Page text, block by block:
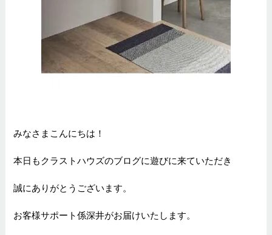
みなさまこんにちは！
本日もクラストハウズのブログに遊びに来ていただき
誠にありがとうございます。
お客様サポート係深井がお届けいたします。